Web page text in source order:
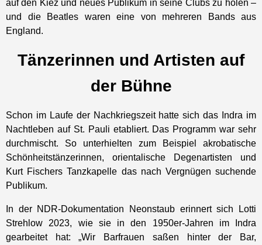
auf den Kiez und neues Publikum in seine Clubs zu holen –
und die Beatles waren eine von mehreren Bands aus
England.
Tänzerinnen und Artisten auf
der Bühne
Schon im Laufe der Nachkriegszeit hatte sich das Indra im
Nachtleben auf St. Pauli etabliert. Das Programm war sehr
durchmischt. So unterhielten zum Beispiel akrobatische
Schönheitstänzerinnen, orientalische Degenartisten und
Kurt Fischers Tanzkapelle das nach Vergnügen suchende
Publikum.
In der NDR-Dokumentation Neonstaub erinnert sich Lotti
Strehlow 2023, wie sie in den 1950er-Jahren im Indra
gearbeitet hat: „Wir Barfrauen saßen hinter der Bar,